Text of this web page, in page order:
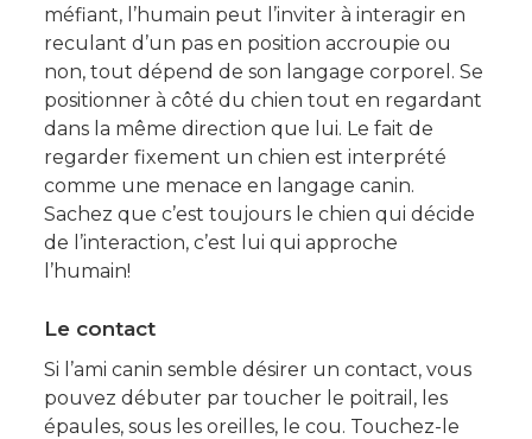
méfiant, l’humain peut l’inviter à interagir en
reculant d’un pas en position accroupie ou
non, tout dépend de son langage corporel. Se
positionner à côté du chien tout en regardant
dans la même direction que lui. Le fait de
regarder fixement un chien est interprété
comme une menace en langage canin.
Sachez que c’est toujours le chien qui décide
de l’interaction, c’est lui qui approche
l’humain!
Le contact
Si l’ami canin semble désirer un contact, vous
pouvez débuter par toucher le poitrail, les
épaules, sous les oreilles, le cou. Touchez-le